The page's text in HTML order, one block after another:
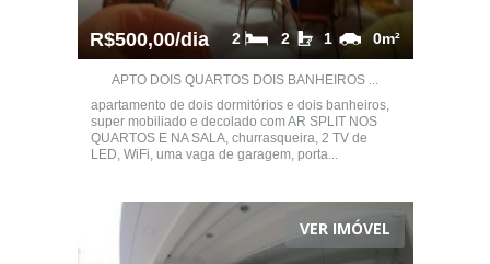
R$500,00/dia 0m²
1
2
2
APTO DOIS QUARTOS DOIS BANHEIROS ...
apartamento de dois dormitórios e dois banheiros,
super mobiliado e decolado com AR SPLIT NOS
QUARTOS E NA SALA, churrasqueira, 2 TV de
LED, WiFi, uma vaga de garagem, porta...
VER IMÓVEL